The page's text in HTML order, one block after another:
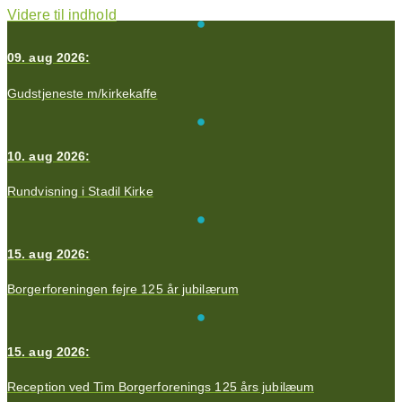
Videre til indhold
09. aug 2026:
Gudstjeneste m/kirkekaffe
10. aug 2026:
Rundvisning i Stadil Kirke
15. aug 2026:
Borgerforeningen fejre 125 år jubilærum
15. aug 2026:
Reception ved Tim Borgerforenings 125 års jubilæum